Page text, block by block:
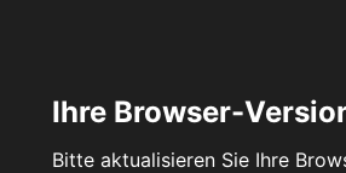
Ihre Browser-
Bitte aktualisieren Sie Ihre